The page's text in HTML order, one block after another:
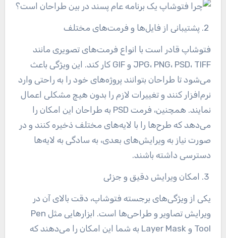
فتوشاپ قادر است با انواع فرمت‌های تصویری مانند
JPG، PNG، PSD، TIFF و
GIF کار کند. این ویژگی باعث
می‌شود تا طراحان بتوانند پروژه‌های خود را به راحتی وارد
نرم‌افزار کنند و تغییرات لازم را بدون هیچ مشکلی اعمال
نمایند. همچنین، فرمت
PSD به طراحان این امکان را
می‌دهد که طرح‌ها را با لایه‌های مختلف ذخیره کنند و در
صورت نیاز به ویرایش‌های بعدی، به سادگی به لایه‌ها
دسترسی داشته باشند.
یکی از ویژگی‌های برجسته فتوشاپ، دقت بالای آن در
ویرایش تصاویر و طراحی‌ها است. ابزارهایی مثل Pen
Tool و
Layer Mask به شما این امکان را می‌دهند که